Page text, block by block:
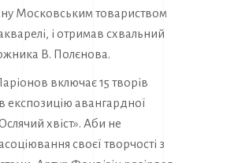
Московським товариством
і отримав схвальний
В. Полєнова.
включає 15 творів
експозицію авангардної
хвіст». Аби не
своєї творчості з